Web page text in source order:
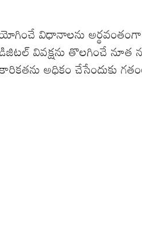
విధానాలను
డిజిటల్ వివక్షను
అధికం చేసేందుకు